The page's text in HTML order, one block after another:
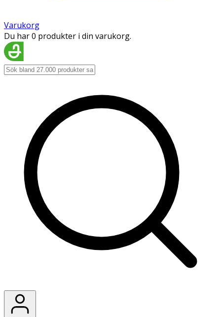
Varukorg
Du har 0 produkter i din varukorg.